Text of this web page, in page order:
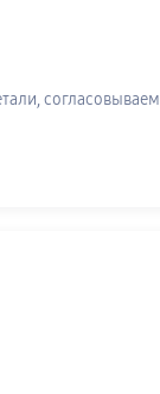
согласовываем